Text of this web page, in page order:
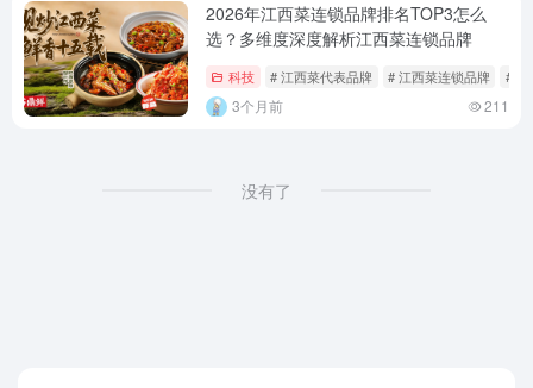
2026年江西菜连锁品牌排名TOP3怎么
选？多维度深度解析江西菜连锁品牌
科技 # 江西菜代表品牌 # 江西菜连锁品牌 # 江
3个月前 211
没有了